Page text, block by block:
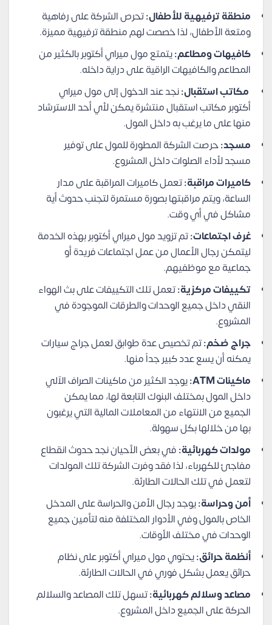
منطقة ترفيهية للأطفال:تحرص الشركة على رفاهية
ومتعة الأطفال، لذا خصصت لهم منطقة ترفيهية مميزة.
كافيهات ومطاعم:يتمتع مول ميراي أكتوبر بالكثير من
المطاعم والكافيهات الراقية على دراية داخله.
مكاتب استقبال:نجد عند الدخول إلى مول ميراي
أكتوبر مكاتب استقبال منتشرة يمكن لأي أحد الاسترشاد
منها على ما يرغب به داخل المول.
مسجد:حرصت الشركة المطورة للمول على توفير
مسجد لأداء الصلوات داخل المشروع.
كاميرات مراقبة:تعمل كاميرات المراقبة على مدار
الساعة، ويتم مراقبتها بصورة مستمرة لتجنب حدوث أية
مشاكل في أي وقت.
غرف اجتماعات:تم تزويد مول ميراي أكتوبر بهذه الخدمة
ليتمكن رجال الأعمال من عمل اجتماعات فريدة أو
جماعية مع موظفيهم.
تكييفات مركزية:تعمل تلك التكييفات على بث الهواء
النقي داخل جميع الوحدات والطرقات الموجودة في
المشروع.
جراج ضخم:تم تخصيص عدة طوابق لعمل جراج سيارات
يمكنه أن يسع عدد كبير جداً منها.
ماكينات ATM:
يوجد الكثير من ماكينات الصراف الآلي
داخل المول بمختلف البنوك التابعة لها، مما يمكن
الجميع من الانتهاء من المعاملات المالية التي يرغبون
بها من خلالها بكل سهولة.
مولدات كهربائية:في بعض الأحيان نجد حدوث انقطاع
مفاجئ للكهرباء، لذا فقد وفرت الشركة تلك المولدات
لتعمل في تلك الحالات الطارئة.
أمن وحراسة:يوجد رجال الأمن والحراسة على المدخل
الخاص بالمول وفي الأدوار المختلفة منه لتأمين جميع
الوحدات في مختلف الأوقات.
أنظمة حرائق:يحتوي مول ميراي أكتوبر على نظام
حرائق يعمل بشكل فوري في الحالات الطارئة.
مصاعد وسلالم كهربائية:تسهل تلك المصاعد والسلالم
الحركة على الجميع داخل المشروع.